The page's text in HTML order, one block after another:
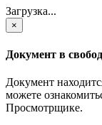
Загрузка...
×
Документ в
Документ
можете
Просмотрщике.